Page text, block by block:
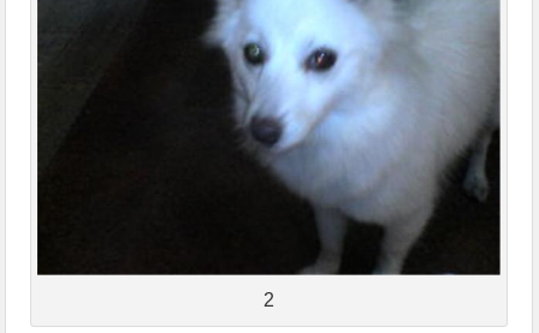
2